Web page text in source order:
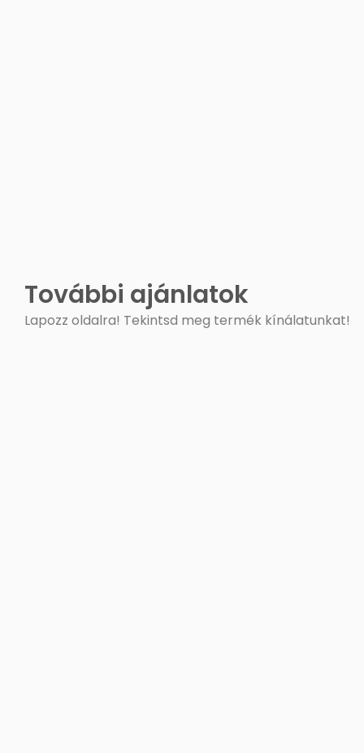
További ajánlatok
Lapozz oldalra! Tekintsd meg termék kínálatunkat!